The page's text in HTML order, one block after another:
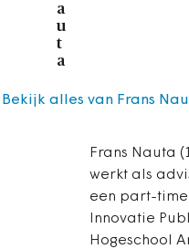
a
u
t
a
Frans Nauta
werkt als
een part-
Innovatie
Hogeschool
Bekijk alles van Frans